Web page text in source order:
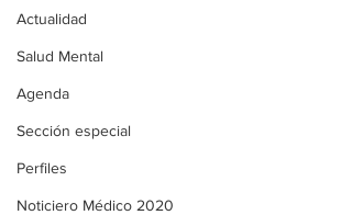
Actualidad
Salud Mental
Agenda
Sección especial
Perfiles
Noticiero Médico 2020